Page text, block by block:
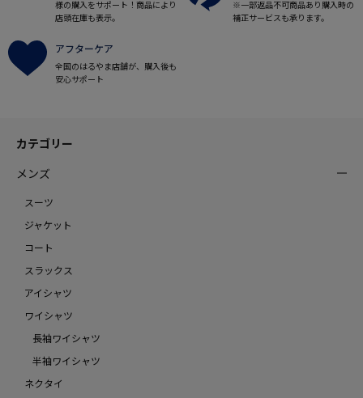
様の購入をサポート！商品により
店頭在庫も表示。
※一部返品不可商品あり購入時の
補正サービスも承ります。
アフターケア
全国のはるやま店舗が、購入後も
安心サポート
カテゴリー
メンズ
スーツ
ジャケット
コート
スラックス
アイシャツ
ワイシャツ
長袖ワイシャツ
半袖ワイシャツ
ネクタイ